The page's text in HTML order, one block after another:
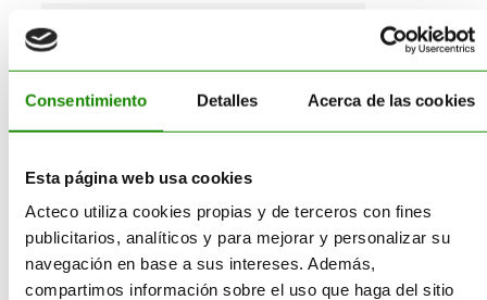
Consentimiento Detalles Acerca de las cookies
Esta página web usa cookies
Acteco utiliza cookies propias y de terceros con fines
publicitarios, analíticos y para mejorar y personalizar su
navegación en base a sus intereses. Además,
compartimos información sobre el uso que haga del sitio
Buscar:
Servicios